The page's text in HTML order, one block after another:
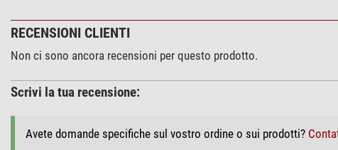
RECENSIONI CLIENTI
Non ci sono ancora recensioni per questo prodotto.
Scrivi la tua recensione:
Avete domande specifiche sul vostro ordine o sui prodotti?